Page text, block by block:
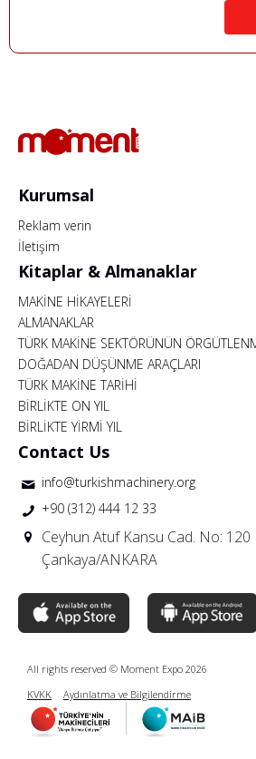
Kurumsal
Reklam verin
İletişim
Kitaplar & Almanaklar
MAKİNE HİKAYELERİ
ALMANAKLAR
TÜRK MAKİNE SEKTÖRÜNÜN
DOĞADAN DÜŞÜNME ARAÇLARI
TÜRK MAKİNE TARİHİ
BİRLİKTE ON YIL
BİRLİKTE YİRMİ YIL
Contact Us
info@turkishmachinery.org
+90 (312) 444 12 33
Ceyhun Atuf Kansu Cad. No: 120
Çankaya/ANKARA
All rights reserved © Moment Expo 2026
KVKK
Aydınlatma ve Bilgilendirme